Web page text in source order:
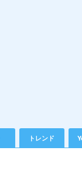
トレンド